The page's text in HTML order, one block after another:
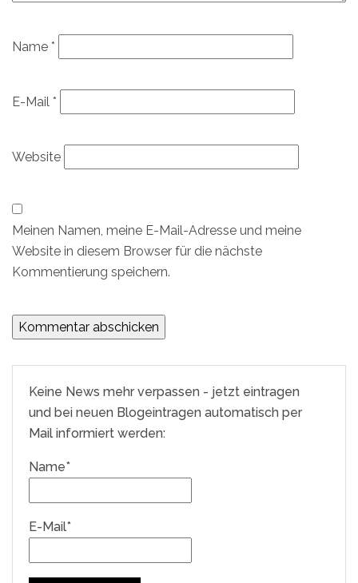
Name *
E-Mail *
Website
Meinen Namen, meine E-Mail-Adresse und meine
Website in diesem Browser für die nächste
Kommentierung speichern.
Keine News mehr verpassen - jetzt eintragen
und bei neuen Blogeintragen automatisch per
Mail informiert werden:
Name*
E-Mail*